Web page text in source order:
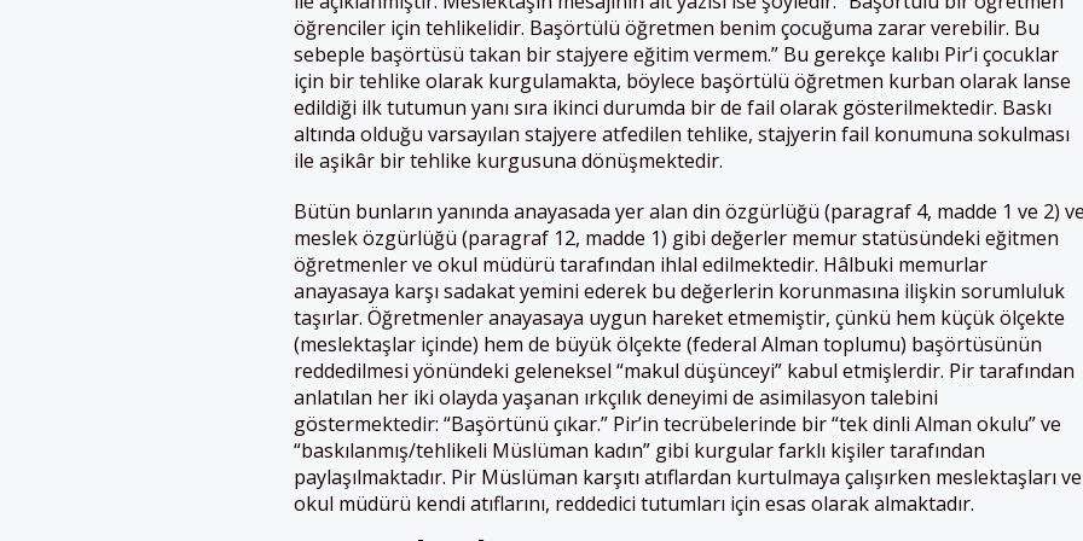
öğrenciler için tehlikelidir. Başörtülü öğretmen benim çocuğuma zarar verebilir. Bu
sebeple başörtüsü takan bir stajyere eğitim vermem.” Bu gerekçe kalıbı Pir’i çocuklar
için bir tehlike olarak kurgulamakta, böylece başörtülü öğretmen kurban olarak lanse
edildiği ilk tutumun yanı sıra ikinci durumda bir de fail olarak gösterilmektedir. Baskı
altında olduğu varsayılan stajyere atfedilen tehlike, stajyerin fail konumuna sokulması
ile aşikâr bir tehlike kurgusuna dönüşmektedir.
Bütün bunların yanında anayasada yer alan din özgürlüğü (paragraf 4, madde 1 ve 2)
meslek özgürlüğü (paragraf 12, madde 1) gibi değerler memur statüsündeki eğitmen
öğretmenler ve okul müdürü tarafından ihlal edilmektedir. Hâlbuki memurlar
anayasaya karşı sadakat yemini ederek bu değerlerin korunmasına ilişkin sorumluluk
taşırlar. Öğretmenler anayasaya uygun hareket etmemiştir, çünkü hem küçük ölçekte
(meslektaşlar içinde) hem de büyük ölçekte (federal Alman toplumu) başörtüsünün
reddedilmesi yönündeki geleneksel “makul düşünceyi” kabul etmişlerdir. Pir tarafından
anlatılan her iki olayda yaşanan ırkçılık deneyimi de asimilasyon talebini
göstermektedir: “Başörtünü çıkar.” Pir’in tecrübelerinde bir “tek dinli Alman okulu” ve
“baskılanmış/tehlikeli Müslüman kadın” gibi kurgular farklı kişiler tarafından
paylaşılmaktadır. Pir Müslüman karşıtı atıflardan kurtulmaya çalışırken meslektaşları ve
okul müdürü kendi atıflarını, reddedici tutumları için esas olarak almaktadır.